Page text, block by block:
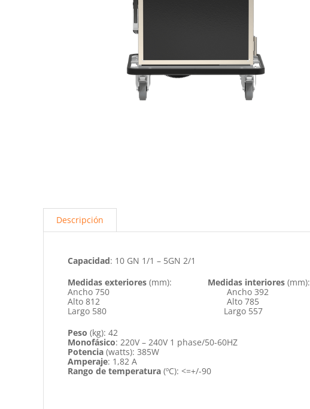
Descripción
Capacidad: 10 GN 1/1 – 5GN 2/1
Medidas exteriores(mm): Medidas interiores(mm):
Ancho 750 Ancho 392
Alto 812 Alto 785
Largo 580 Largo 557
Peso (kg): 42
Monofásico: 220V – 240V 1 phase/50-60HZ
Potencia(watts): 385W
Amperaje: 1,82 A
Rango de temperatura(ºC): <=+/-90